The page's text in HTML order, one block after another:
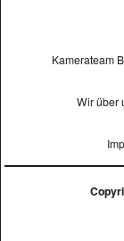
Kamerateam
Wir über